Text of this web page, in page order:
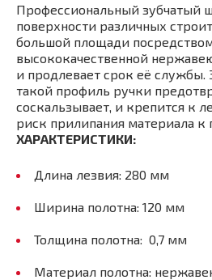
Профессиональный зубчатый
поверхности различных
большой площади посредством
высококачественной
и продлевает срок её
такой профиль ручки
соскальзывает, и крепится к
риск прилипания материала к
ХАРАКТЕРИСТИКИ:
Длина лезвия: 280 мм
Ширина полотна: 120 мм
Толщина полотна: 0,7 мм
Материал полотна: